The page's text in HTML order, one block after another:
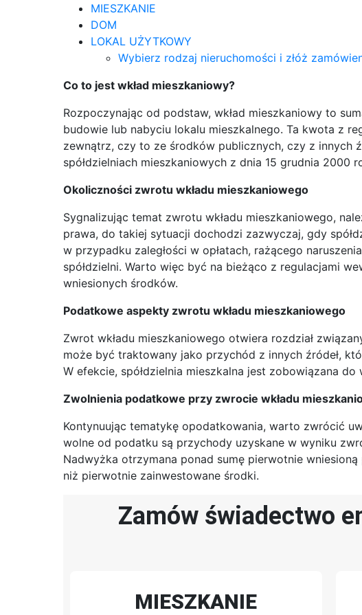
MIESZKANIE
DOM
LOKAL UŻYTKOWY
Wybierz rodzaj nieruchomości i złóż
Co to jest wkład mieszkaniowy?
Rozpoczynając od podstaw, wkład mieszkaniowy to
budowie lub nabyciu lokalu mieszkalnego. Ta kwota z
zewnątrz, czy to ze środków publicznych, czy z innych
spółdzielniach mieszkaniowych z dnia 15 grudnia 2000
Okoliczności zwrotu wkładu mieszkaniowego
Sygnalizując temat zwrotu wkładu mieszkaniowego,
prawa, do takiej sytuacji dochodzi zazwyczaj, gdy
w przypadku zaległości w opłatach, rażącego
spółdzielni. Warto więc być na bieżąco z regulacjami
wniesionych środków.
Podatkowe aspekty zwrotu wkładu mieszkaniowego
Zwrot wkładu mieszkaniowego otwiera rozdział
może być traktowany jako przychód z innych źródeł,
W efekcie, spółdzielnia mieszkalna jest zobowiązana
Zwolnienia podatkowe przy zwrocie wkładu
Kontynuując tematykę opodatkowania, warto zwrócić
wolne od podatku są przychody uzyskane w wyniku
Nadwyżka otrzymana ponad sumę pierwotnie
niż pierwotnie zainwestowane środki.
Zamów świadectwo
MIESZKANIE